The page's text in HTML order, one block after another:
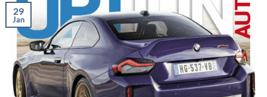
29
Jan